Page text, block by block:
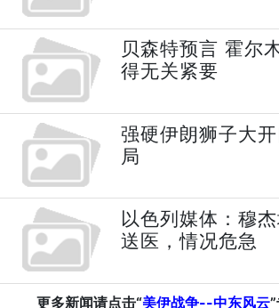
贝森特预言 霍尔
得无关紧要
强硬伊朗狮子大
局
以色列媒体：穆
送医，情况危急
更多新闻请点击“美伊战争--中东风云